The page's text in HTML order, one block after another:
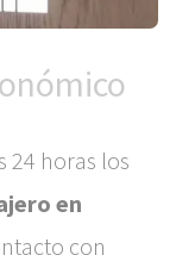
24 horas los
en
con